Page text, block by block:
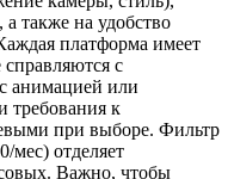
а также на удобство
платформа имеет
с
анимацией или
требования к
при выборе. Фильтр
мес) отделяет
Важно, чтобы